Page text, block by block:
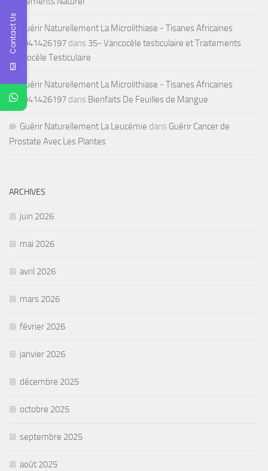
Guérir Naturellement La Microlithiase - Tisanes Africaines
+22941426197 dans 35- Varicocèle testiculaire et Traitements
Varicocèle Testiculaire
Guérir Naturellement La Microlithiase - Tisanes Africaines
+22941426197 dans Bienfaits De Feuilles de Mangue
Guérir Naturellement La Leucémie dans Guérir Cancer de
Prostate Avec Les Plantes
ARCHIVES
juin 2026
mai 2026
avril 2026
mars 2026
février 2026
janvier 2026
décembre 2025
octobre 2025
septembre 2025
août 2025
Contact Us